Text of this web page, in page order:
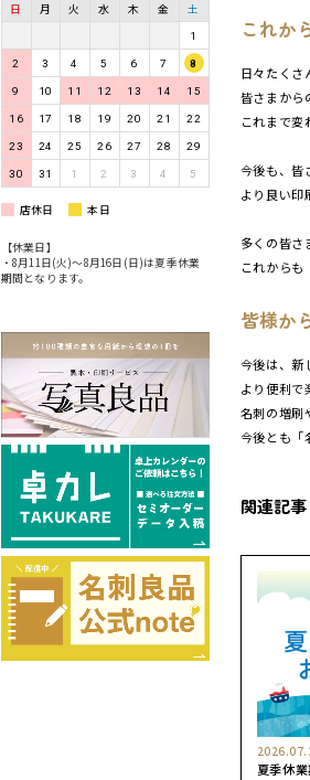
日 月 火 水 木 金 土
1
2 3 4 5 6 7 8
9 10 11 12 13 14 15
16 17 18 19 20 21 22
23 24 25 26 27 28 29
30 31 1 2 3 4 5
店休日 本日
【休業日】
・8月11日(火)〜8月16日(日)は夏季休業
期間となります。
これか
日々たくさ
皆さまから
これまで変
今後も、皆
より良い印
多くの皆さ
これからも
皆様か
今後は、新
より便利で
名刺の増刷
今後とも「
関連記事
夏季休